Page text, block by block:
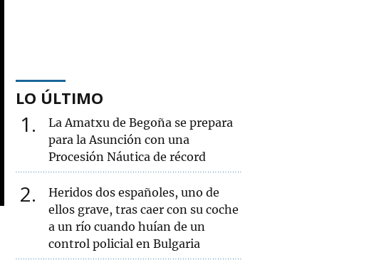
LO ÚLTIMO
1
La Amatxu de Begoña se prepara
para la Asunción con una
Procesión Náutica de récord
2
Heridos dos españoles, uno de
ellos grave, tras caer con su coche
a un río cuando huían de un
control policial en Bulgaria